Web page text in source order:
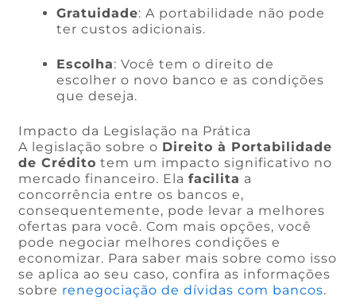
Gratuidade: A portabilidade não pode
ter custos adicionais.
Escolha: Você tem o direito de
escolher o novo banco e as condições
que deseja.
Impacto da Legislação na Prática
A legislação sobre o Direito à Portabilidade
de Crédito tem um impacto significativo no
mercado financeiro. Elafacilita a
concorrência entre os bancos e,
consequentemente, pode levar a melhores
ofertas para você. Com mais opções, você
pode negociar melhores condições e
economizar. Para saber mais sobre como isso
se aplica ao seu caso, confira as informações
sobre renegociação de dívidas com bancos.